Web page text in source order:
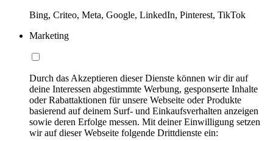
Bing, Criteo, Meta, Google, LinkedIn, Pinterest, TikTok
Marketing
Durch das Akzeptieren dieser Dienste können wir dir auf
deine Interessen abgestimmte Werbung, gesponserte Inhalte
oder Rabattaktionen für unsere Webseite oder Produkte
basierend auf deinem Surf- und Einkaufsverhalten anzeigen
sowie deren Erfolge messen. Mit deiner Einwilligung setzen
wir auf dieser Webseite folgende Drittdienste ein: